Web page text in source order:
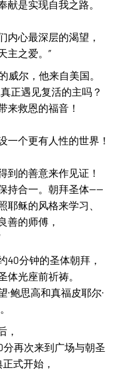
献是实现自我之路。
内心最深层的渴望，
主之爱。”
威尔，他来自美国。
正遇见复活的主吗？
来救恩的福音！
一个更有人性的世界！
到的善意来作见证！
持合一。朝拜圣体——
稣的风格来学习、
善的师傅，
40分钟的圣体朝拜，
体光座前祈祷。
鲍思高和真福皮耶尔·
，
再次来到广场与朝圣
式开始，